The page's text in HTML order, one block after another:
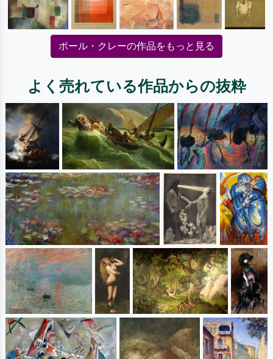
ポール・クレーの作品をもっと見る
よく売れている作品からの抜粋